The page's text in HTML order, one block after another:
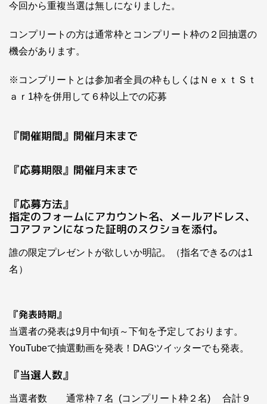
今回から重複当選は無しになりました。
コンプリートの方は通常枠とコンプリート枠の２回抽選の
機会があります。
※コンプリートとは参加者全員の枠もしくはＮｅｘｔＳｔ
ａｒ1枠を併用して６枠以上での応募
『開催期間』開催月末まで
『応募期限』開催月末まで
『応募方法』
指定のフォームにアカウント名、メールアドレス、
コアファンになった証明のスクショを添付。
誰の限定プレゼントが欲しいか明記。（指名できるのは1
名）
『発表時期』
当選者の発表は9月中旬頃～下旬を予定しております。
YouTubeで抽選動画を発表！DAGツイッターでも発表。
『当選人数』
当選者数 通常枠７名 (コンプリート枠２名) 合計９